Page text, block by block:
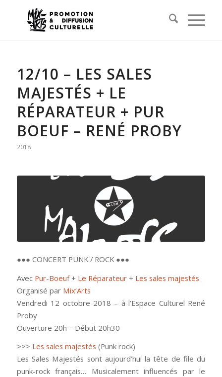
12/10 – LES SALES
MAJESTÉS + LE
RÉPARATEUR + PUR
BOEUF – RENÉ PROBY
2018
●●● CONCERT PUNK / ROCK ●●●
Avec Pur-Boeuf+ Le Réparateur+ Les sales majestés
Organisé par Mix’Arts
Vendredi 12 octobre 2018 – à l’Espace Culturel René
Proby
Ouverture 20h – Début 20h30
>>> Les sales majestés (Punk rock)
Les Sales Majestés sont aujourd’hui la tête de file du
punk-rock français… Musicalement influencés par le